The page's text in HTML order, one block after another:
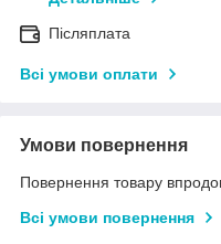
Післяплата
Всі умови оплати
Умови повернення
Повернення товару
Всі умови повернення